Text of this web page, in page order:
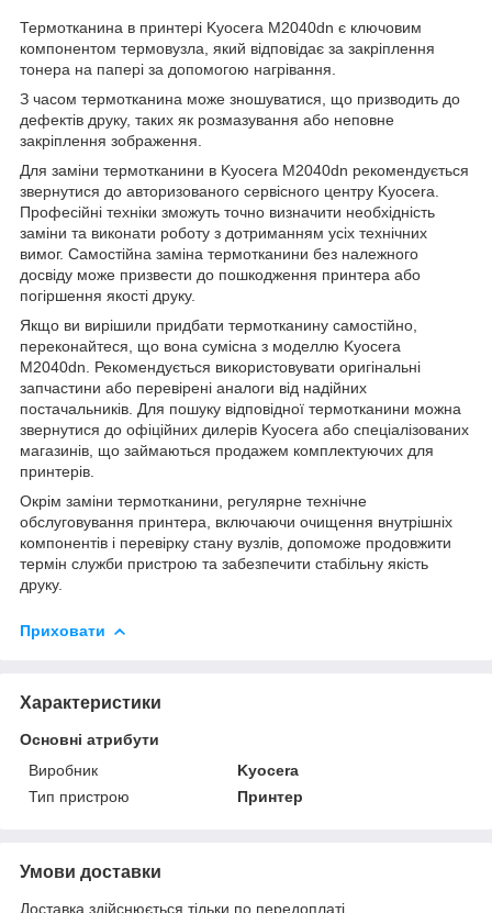
Термотканина в принтері Kyocera M2040dn є ключовим
компонентом термовузла, який відповідає за закріплення
тонера на папері за допомогою нагрівання.
З часом термотканина може зношуватися, що призводить до
дефектів друку, таких як розмазування або неповне
закріплення зображення.
Для заміни термотканини в Kyocera M2040dn рекомендується
звернутися до авторизованого сервісного центру Kyocera.
Професійні техніки зможуть точно визначити необхідність
заміни та виконати роботу з дотриманням усіх технічних
вимог. Самостійна заміна термотканини без належного
досвіду може призвести до пошкодження принтера або
погіршення якості друку.
Якщо ви вирішили придбати термотканину самостійно,
переконайтеся, що вона сумісна з моделлю Kyocera
M2040dn. Рекомендується використовувати оригінальні
запчастини або перевірені аналоги від надійних
постачальників. Для пошуку відповідної термотканини можна
звернутися до офіційних дилерів Kyocera або спеціалізованих
магазинів, що займаються продажем комплектуючих для
принтерів.
Окрім заміни термотканини, регулярне технічне
обслуговування принтера, включаючи очищення внутрішніх
компонентів і перевірку стану вузлів, допоможе продовжити
термін служби пристрою та забезпечити стабільну якість
друку.
Приховати
Характеристики
Основні атрибути
Виробник
Kyocera
Тип пристрою
Принтер
Умови доставки
Доставка здійснюється тільки по передоплаті.